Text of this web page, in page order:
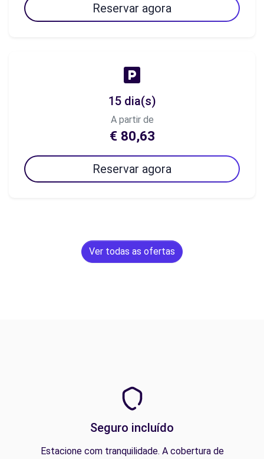
Reservar agora
15 dia(s)
A partir de
€ 80,63
Reservar agora
Ver todas as ofertas
Seguro incluído
Estacione com tranquilidade. A cobertura de